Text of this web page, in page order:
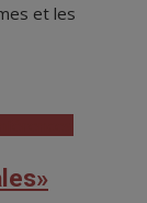
et les